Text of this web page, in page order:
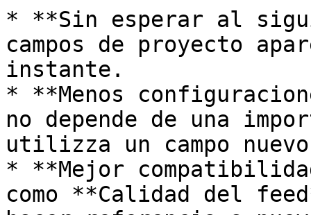
* **Sin esperar al
campos de proyecto
instante.
* **Menos
no depende de una
utilizza un campo
* **Mejor
como **Calidad del